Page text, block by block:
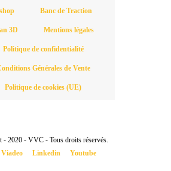
Banc de Traction
3D Mentions légales
Politique de confidentialité
Générales de Vente
Politique de cookies (UE)
2020 - VVC - Tous droits réservés.
Viadeo Linkedin Youtube